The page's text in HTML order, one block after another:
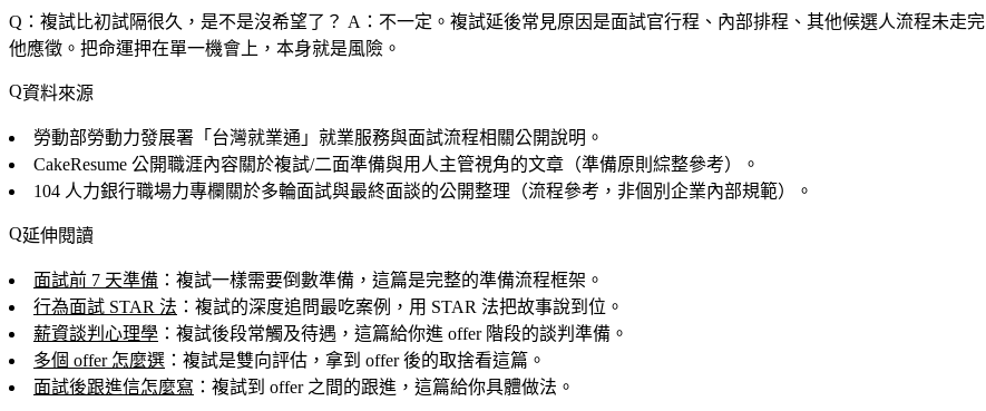
Q：複試比初試隔很久，是不是沒希望了？ A：不一定。複試延後常見原因是面試官行程、內部排程、其他候選人流程未走
他應徵。把命運押在單一機會上，本身就是風險。
資料來源
勞動部勞動力發展署「台灣就業通」就業服務與面試流程相關公開說明。
CakeResume 公開職涯內容關於複試/二面準備與用人主管視角的文章（準備原則綜整參考）。
104 人力銀行職場力專欄關於多輪面試與最終面談的公開整理（流程參考，非個別企業內部規範）。
延伸閱讀
面試前 7 天準備 ：複試一樣需要倒數準備，這篇是完整的準備流程框架。
行為面試 STAR 法 ：複試的深度追問最吃案例，用 STAR 法把故事說到位。
薪資談判心理學 ：複試後段常觸及待遇，這篇給你進 offer 階段的談判準備。
多個 offer 怎麼選 ：複試是雙向評估，拿到 offer 後的取捨看這篇。
面試後跟進信怎麼寫 ：複試到 offer 之間的跟進，這篇給你具體做法。